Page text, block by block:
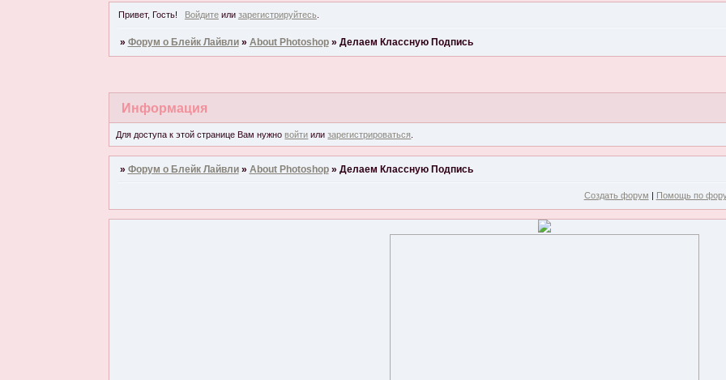
Привет, Гость! Войдитеили зарегистрируйтесь.
» Форум о Блейк Лайвли » About Photoshop » Делаем Классную Подпись
Информация
Для доступа к этой странице Вам нужновойти илизарегистрироваться
» Форум о Блейк Лайвли » About Photoshop » Делаем Классную Подпись
Создать форум | Помощь по